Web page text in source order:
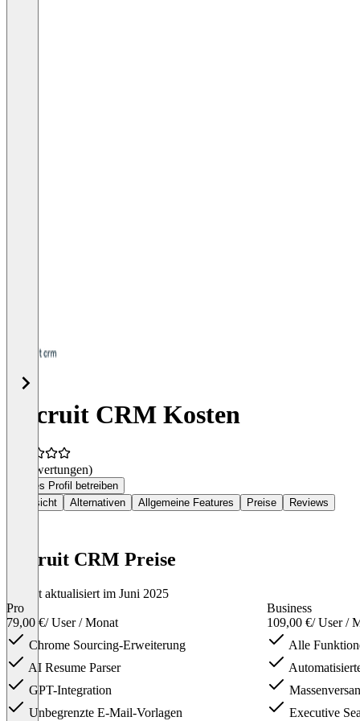
Recruit CRM Kosten
(0 Bewertungen)
Dieses Profil betreiben
Übersicht
Alternativen Allgemeine Features Preise Reviews
Recruit CRM Preise
Zuletzt aktualisiert im Juni 2025
Pro
79,00 €/ User / Monat
Chrome Sourcing-Erweiterung
AI Resume Parser
GPT-Integration
Unbegrenzte E-Mail-Vorlagen
Business
109,00 €/ User /
Alle
Executive